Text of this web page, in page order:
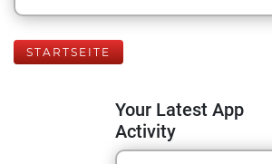
STARTSEITE
Your Latest App
Activity